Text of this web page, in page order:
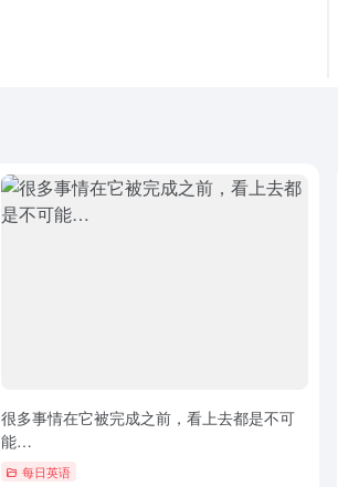
很多事情在它被完成之前，看上去都是不可
能…
每日英语